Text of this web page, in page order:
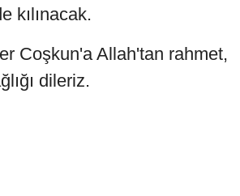
kılınacak.
Coşkun'a Allah'tan rahmet,
dileriz.